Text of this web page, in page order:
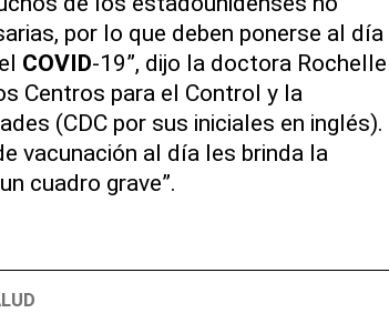
por lo que deben ponerse al día
COVID-19”, dijo la doctora Rochelle
Centros para el Control y la
(CDC por sus iniciales en inglés).
vacunación al día les brinda la
cuadro grave”.